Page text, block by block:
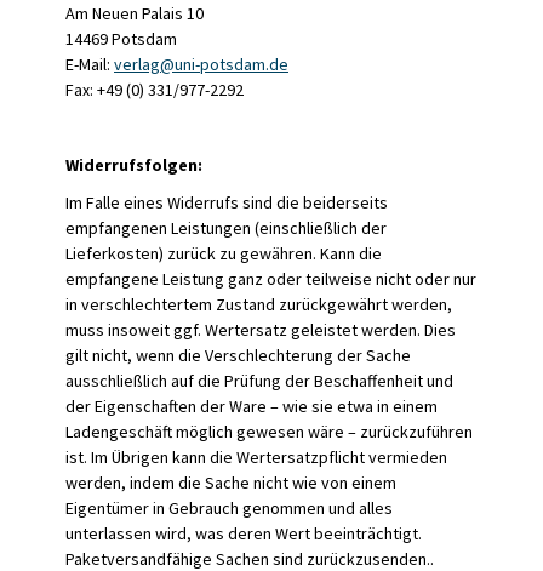
Am Neuen Palais 10
14469 Potsdam
E-Mail: verlag@uni-potsdam.de
Fax: +49 (0) 331/977-2292
Widerrufsfolgen:
Im Falle eines Widerrufs sind die beiderseits
empfangenen Leistungen (einschließlich der
Lieferkosten) zurück zu gewähren. Kann die
empfangene Leistung ganz oder teilweise nicht oder nur
in verschlechtertem Zustand zurückgewährt werden,
muss insoweit ggf. Wertersatz geleistet werden. Dies
gilt nicht, wenn die Verschlechterung der Sache
ausschließlich auf die Prüfung der Beschaffenheit und
der Eigenschaften der Ware – wie sie etwa in einem
Ladengeschäft möglich gewesen wäre – zurückzuführen
ist. Im Übrigen kann die Wertersatzpflicht vermieden
werden, indem die Sache nicht wie von einem
Eigentümer in Gebrauch genommen und alles
unterlassen wird, was deren Wert beeinträchtigt.
Paketversandfähige Sachen sind zurückzusenden..